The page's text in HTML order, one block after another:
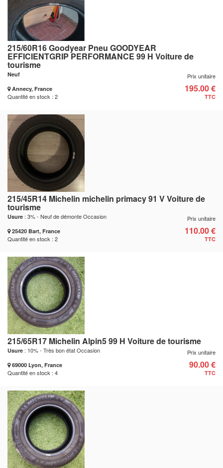
215/60R16 Goodyear Pneu GOODYEAR
EFFICIENTGRIP PERFORMANCE 99 H Voiture de
tourisme
Neuf
Annecy, France
Quantité en stock : 2
Prix unitaire
195.00 €
TTC
215/45R14 Michelin michelin primacy 91 V Voiture de
tourisme
Usure : 3% - Neuf de démonte Occasion
25420 Bart, France
Quantité en stock : 2
Prix unitaire
110.00 €
TTC
215/65R17 Michelin Alpin5 99 H Voiture de tourisme
Usure : 10% - Très bon état Occasion
69000 Lyon, France
Quantité en stock : 4
Prix unitaire
90.00 €
TTC